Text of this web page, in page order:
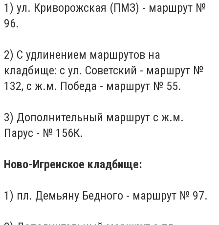
1) ул. Криворожская (ПМЗ) - маршрут №
96.
2) С удлинением маршрутов на
кладбище: с ул. Советский - маршрут №
132, с ж.м. Победа - маршрут № 55.
3) Дополнительный маршрут с ж.м.
Парус - № 156К.
Ново-Игренское кладбище:
1) пл. Демьяну Бедного - маршрут № 97.